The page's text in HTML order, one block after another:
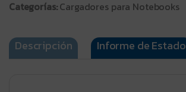
Categorías:Cargadores para Notebooks
Descripción Informe de Estado